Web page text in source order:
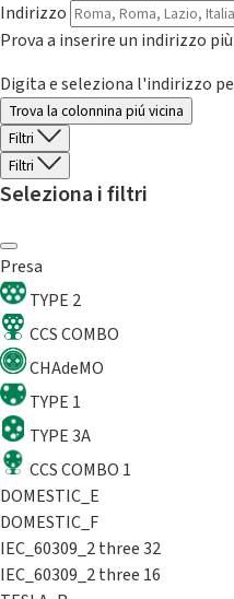
Indirizzo
Prova a inserire un indirizzo
Digita e seleziona l'indirizzo
Trova la colonnina piú vicina
Filtri
Filtri
Seleziona i filtri
Presa
TYPE 2
CCS COMBO
CHAdeMO
TYPE 1
TYPE 3A
CCS COMBO 1
DOMESTIC_E
DOMESTIC_F
IEC_60309_2 three 32
IEC_60309_2 three 16